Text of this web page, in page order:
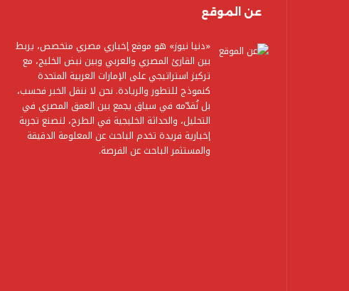
عن الموقع
«دنيا نيوز» هو موقع إخباري مصري متخصص، يربط
بين القارئ المصري والعربي وبين نبض الخليج، مع
تركيز استراتيجي على الإمارات العربية المتحدة
كنموذج للتطور والريادة. نحن لا ننقل الخبر فحسب،
بل نُقدّمه في سياق يجمع بين العمق المصري في
التحليل، والحداثة الخليجية في الطرح، لنصنع تجربة
إخبارية فريدة تخدم الباحث عن المعلومة الدقيقة
والمستثمر الباحث عن الفرصة.